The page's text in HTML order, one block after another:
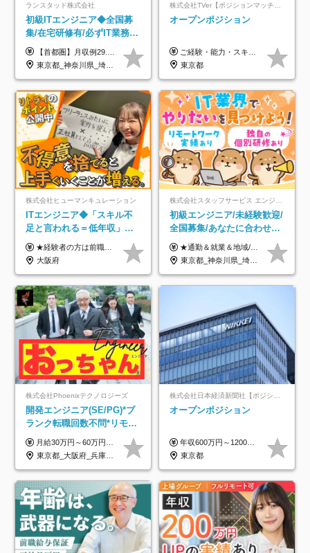
ランスタッド株式会社
初級ITエンジニア◆全国募
集/在宅研修有/必ずIT業務配
属/月収例29.5万円/Web面接
1回/SE
【首都圏】月収例29.5万円（月給26万円＋諸手当） 【東海・関西】月収例28.5万円（月給25万円＋諸手当） 【九州】月収例26万円（月給23万円＋諸手当） ※経験・スキル・前職給与を踏まえ、総合的に判断して決定します。 例：首都圏 月収例31万円（月給27万円＋諸手当） ◆各種手当 ・通勤手当（上限4万円まで） ・残業代手当（1分単位で全額支給） ※固定残業代制は採用しておりません ・深夜勤務手当 ・資格取得支援（ランクに応じてお祝い金1万円～10万円を支給） ◆昇給：年1回 ◆補足 ・研修中1ヶ月間は、時給1670円となります。 ・試用期間6ヶ月あり。その間の待遇に変更はありません。 ※詳細は面接時にご案内します。
東京都_神奈川県_埼玉県_千葉県_大阪府_愛知県_兵庫県_京都府_福岡県
オープンポジション
ご経験・能力・スキル等により、当社基準にて優遇・相談のうえ決定いたします。
東京都
株式会社ヒューマンキュレーション
ITエンジニア◆「スキル不
足と言われる＝低年収」で
はない！｜ 不安を克服し、
年収アップした社員の実例
★経験者の方は前職の年収以上を保証します ★案件単価を開示した上で80％以上を還元します 月給25万円以上＋賞与年2回 ※経験や能力を考慮の上で優遇します ※試用期間が3ヶ月(その間の給与・待遇・雇用形態に変更はありません) ※月給には月20時間分のみなし残業手当(5万円)を含みます(超過分は別途支給) ★残業平均は月10時間以下ですので、毎月10時間分程度はお得です！
大阪府
初級エンジニア/未経験歓迎/
全国募集/あなたに合わせた
オリジナル研修をご用
意/AI・IoT/残業平均8時間
★通勤＆就業＆地域/住宅＆役職手当あり ★残業代は全額支給 ★選べる給与制度あり！ ■東京・神奈川・千葉・埼玉勤務の場合 月給24.5万円～55万円＋諸手当 （残業代は全額支給） (20,000円の地域/住宅手当込み) ■愛知・京都・大阪・兵庫勤務の場合 月給24万円以上＋諸手当 （残業代は全額支給） (15,000円の地域/住宅手当込み) ■茨城・栃木・群馬・静岡・三重・滋賀・広島・福岡勤務の場合 月給23.5万円以上＋諸手当 （残業代は全額支給） (10,000円の地域/住宅手当込み) ■北海道・宮城・山梨・長野・岐阜・奈良・和歌山・岡山勤務の場合 月給23万円以上＋諸手当 （残業代は全額支給） (5,000円の地域/住宅手当込み) ■その他のエリア勤務の場合 月給22.5万円以上＋諸手当 （残業代は全額支給） ※経験や能力を考慮し、当社規定により優遇します 【昇給：年一回実施】 【選べる給与制度】 ★収入を重視する方に… 「変動型人事制度」の選択も可能（派遣先からの評価に応じて収入アップ！） ※年2回のタイミングで希望者と面談の上決定します。
東京都_神奈川県_埼玉県_千葉県_大阪府_愛知県_北海道_岩手県_宮城県_山形県_福島県_茨城県_栃木県_群馬県_山梨県_長野県_富山県_石川県_静岡県_岐阜県_三重県_兵庫県_京都府_滋賀県_奈良県_広島県_岡山県_山口県_愛媛県_福岡県_熊本県_長崎県
株式会社Phoenixテクノロジーズ
開発エンジニア(SE/PG)*ブ
ランク転職回数不問*リモー
ト案件多数*残業ほぼ0*通院
のための半休制度あり
月給30万円～60万円+住宅手当+職能手当+役職手当+決算賞与+報奨金 ※経験・能力を考慮し、優遇します ※給与には20時間分のみなし時間外手当(3万7000円以上)を含みます(超過時間分は別途追加支給) ※試用期間3～6ヵ月あり(その間の給与、待遇に差異なし) ※場合によって契約社員での採用の可能性あり(面接時に応相談)
東京都_大阪府_兵庫県_京都府_福岡県
株式会社日本経済新聞社【ポジションマッチ登録】
オープンポジション
年収600万円～1200万円 ※上記年収は、想定年収です。住居費補助、子手当などの各種手当を含む金額です。 ※経験・能力等を考慮の上、当社規定により決定します。
東京都